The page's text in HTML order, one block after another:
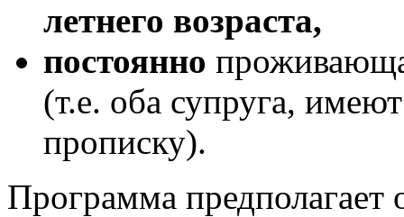
летнего возраста,
постоянно
(т.е. оба супруга,
прописку).
Программа